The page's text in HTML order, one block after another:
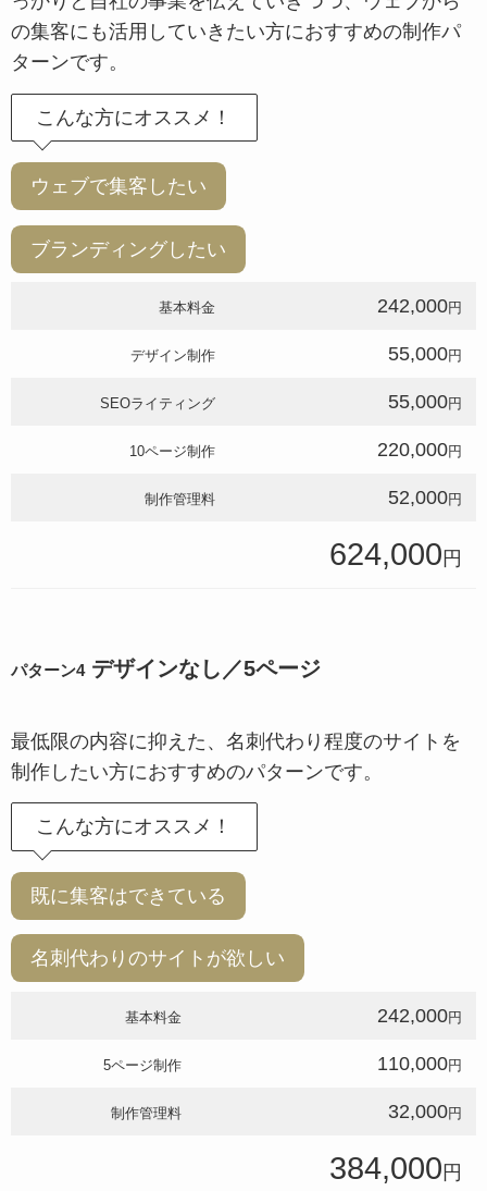
の集客にも活用していきたい方におすすめの制作パ
ターンです。
こんな方にオススメ！
ウェブで集客したい
ブランディングしたい
基本料金 242,000円
デザイン制作 55,000円
SEOライティング 55,000円
10ページ制作 220,000円
制作管理料 52,000円
624,000 円
パターン4デザインなし／5ページ
最低限の内容に抑えた、名刺代わり程度のサイトを
制作したい方におすすめのパターンです。
こんな方にオススメ！
既に集客はできている
名刺代わりのサイトが欲しい
基本料金 242,000円
5ページ制作 110,000円
制作管理料 32,000円
384,000 円